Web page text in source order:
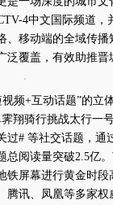
4中文国际频道
移动端的全域传
泛覆盖，有效助推
频+互动话题”的立
翔骑行挑战太行一
过# 等社交话题，通
阅读量突破2.5亿
铁屏幕进行黄金时
腾讯、凤凰等多家